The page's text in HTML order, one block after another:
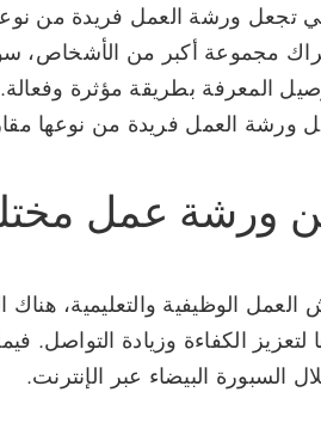
تجعل ورشة العمل فريدة من
مجموعة أكبر من الأشخاص،
المعرفة بطريقة مؤثرة
ورشة العمل فريدة من نوعها
الوظيفية والتعليمية، هناك
لتعزيز الكفاءة وزيادة التواصل.
السبورة البيضاء عبر الإنترنت.